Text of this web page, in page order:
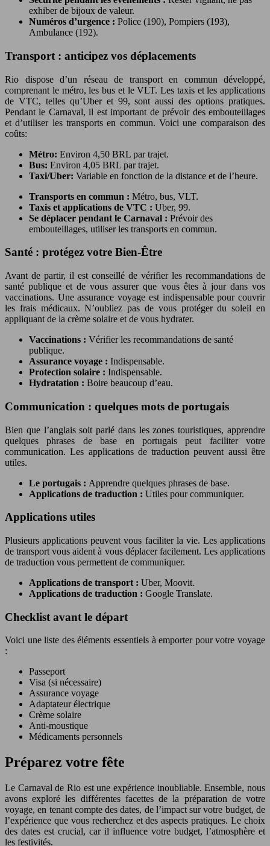
exhiber de bijoux de valeur.
Numéros d’urgence : Police (190), Pompiers (193),
Ambulance (192).
Transport : anticipez vos déplacements
Rio dispose d’un réseau de transport en commun développé,
comprenant le métro, les bus et le VLT. Les taxis et les applications
de VTC, telles qu’Uber et 99, sont aussi des options pratiques.
Pendant le Carnaval, il est important de prévoir des embouteillages
et d’utiliser les transports en commun. Voici une comparaison des
coûts:
Métro: Environ 4,50 BRL par trajet.
Bus: Environ 4,05 BRL par trajet.
Taxi/Uber: Variable en fonction de la distance et de l’heure.
Transports en commun : Métro, bus, VLT.
Taxis et applications de VTC : Uber, 99.
Se déplacer pendant le Carnaval : Prévoir des
embouteillages, utiliser les transports en commun.
Santé : protégez votre Bien-Être
Avant de partir, il est conseillé de vérifier les recommandations de
santé publique et de vous assurer que vous êtes à jour dans vos
vaccinations. Une assurance voyage est indispensable pour couvrir
les frais médicaux. N’oubliez pas de vous protéger du soleil en
appliquant de la crème solaire et de vous hydrater.
Vaccinations : Vérifier les recommandations de santé
publique.
Assurance voyage : Indispensable.
Protection solaire : Indispensable.
Hydratation : Boire beaucoup d’eau.
Communication : quelques mots de portugais
Bien que l’anglais soit parlé dans les zones touristiques, apprendre
quelques phrases de base en portugais peut faciliter votre
communication. Les applications de traduction peuvent aussi être
utiles.
Le portugais : Apprendre quelques phrases de base.
Applications de traduction : Utiles pour communiquer.
Applications utiles
Plusieurs applications peuvent vous faciliter la vie. Les applications
de transport vous aident à vous déplacer facilement. Les applications
de traduction vous permettent de communiquer.
Applications de transport : Uber, Moovit.
Applications de traduction : Google Translate.
Checklist avant le départ
Voici une liste des éléments essentiels à emporter pour votre voyage
:
Passeport
Visa (si nécessaire)
Assurance voyage
Adaptateur électrique
Crème solaire
Anti-moustique
Médicaments personnels
Préparez votre fête
Le Carnaval de Rio est une expérience inoubliable. Ensemble, nous
avons exploré les différentes facettes de la préparation de votre
voyage, en tenant compte des dates, de l’impact sur votre budget, de
l’expérience que vous recherchez et des aspects pratiques. Le choix
des dates est crucial, car il influence votre budget, l’atmosphère et
les festivités.